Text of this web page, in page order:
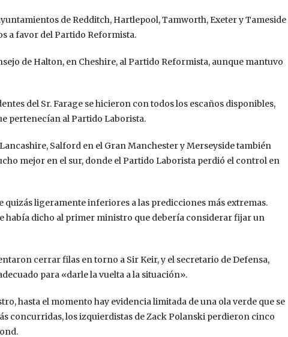
de Redditch, Hartlepool, Tamworth, Exeter y Tameside
a favor del Partido Reformista.
de Halton, en Cheshire, al Partido Reformista, aunque mantuvo
del Sr. Farage se hicieron con todos los escaños disponibles,
pertenecían al Partido Laborista.
Salford en el Gran Manchester y Merseyside también
mejor en el sur, donde el Partido Laborista perdió el control en
quizás ligeramente inferiores a las predicciones más extremas.
había dicho al primer ministro que debería considerar fijar un
cerrar filas en torno a Sir Keir, y el secretario de Defensa,
para «darle la vuelta a la situación».
hasta el momento hay evidencia limitada de una ola verde que se
concurridas, los izquierdistas de Zack Polanski perdieron cinco